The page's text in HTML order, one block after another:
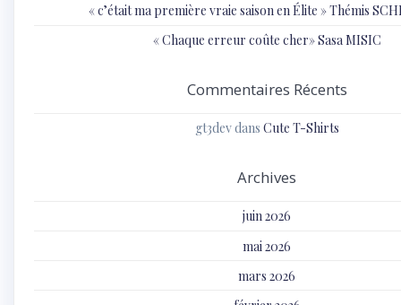
« c’était ma première vraie saison en Élite » Thémis
« Chaque erreur coûte cher» Sasa MISIC
Commentaires Récents
gt3devdans Cute T-Shirts
Archives
juin 2026
mai 2026
mars 2026